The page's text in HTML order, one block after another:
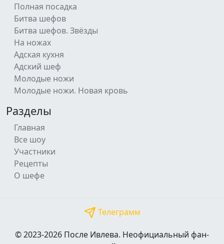
Полная посадка
Битва шефов
Битва шефов. Звёзды
На ножах
Адская кухня
Адский шеф
Молодые ножи
Молодые ножи. Новая кровь
Разделы
Главная
Все шоу
Участники
Рецепты
О шефе
Телеграмм
© 2023-2026 После Ивлева. Неофициальный фан-